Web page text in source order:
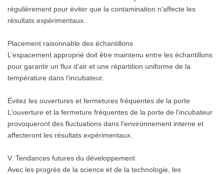
régulièrement pour éviter que la contamination n'affecte les
résultats expérimentaux.
Placement raisonnable des échantillons
L’espacement approprié doit être maintenu entre les échantillons
pour garantir un flux d’air et une répartition uniforme de la
température dans l’incubateur.
Évitez les ouvertures et fermetures fréquentes de la porte
L'ouverture et la fermeture fréquentes de la porte de l'incubateur
provoqueront des fluctuations dans l'environnement interne et
affecteront les résultats expérimentaux.
V. Tendances futures du développement
Avec les progrès de la science et de la technologie, les